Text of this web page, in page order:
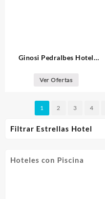
Filtrar Estrellas Hotel
Ginosi Pedralbes Hotel
Ver Ofertas
1 2 3 4
Hoteles con Piscina